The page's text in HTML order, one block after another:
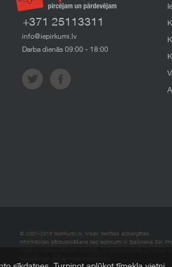
+371 25113311
info@iepirkumi.lv
Darba dienās 09:00 - 18:00
© 2007–2018 Iepirkumi.lv. Visas tiesības aizsargātas.
Informācijas pārpublicēšana bez iepirkumi.lv īpašnieka SIA